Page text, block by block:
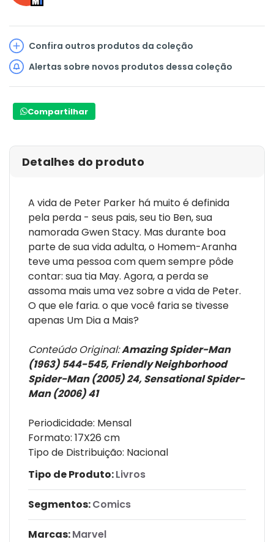
Confira outros produtos da coleção
Alertas sobre novos produtos dessa coleção
Compartilhar
Detalhes do produto
A vida de Peter Parker há muito é definida
pela perda - seus pais, seu tio Ben, sua
namorada Gwen Stacy. Mas durante boa
parte de sua vida adulta, o Homem-Aranha
teve uma pessoa com quem sempre pôde
contar: sua tia May. Agora, a perda se
assoma mais uma vez sobre a vida de Peter.
O que ele faria. o que você faria se tivesse
apenas Um Dia a Mais?
Conteúdo Original:Amazing Spider-Man
(1963) 544-545, Friendly Neighborhood
Spider-Man (2005) 24, Sensational Spider-
Man (2006) 41
Periodicidade: Mensal
Formato: 17X26 cm
Tipo de Distribuição: Nacional
Tipo de Produto:Livros
Segmentos:Comics
Marcas:Marvel